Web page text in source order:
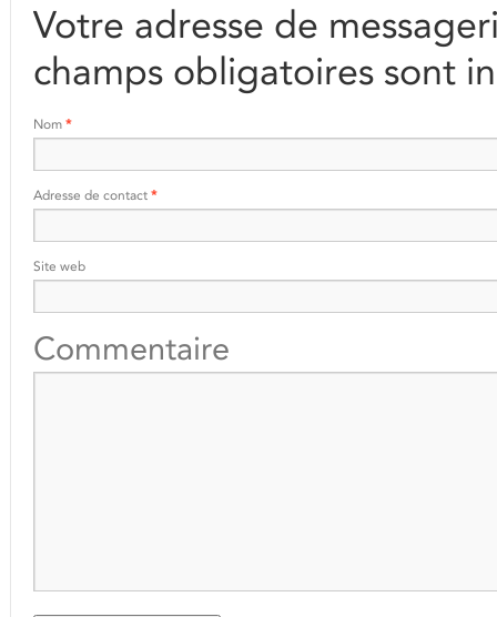
Votre adresse de
champs obligatoires sont
Nom *
Adresse de contact *
Site web
Commentaire